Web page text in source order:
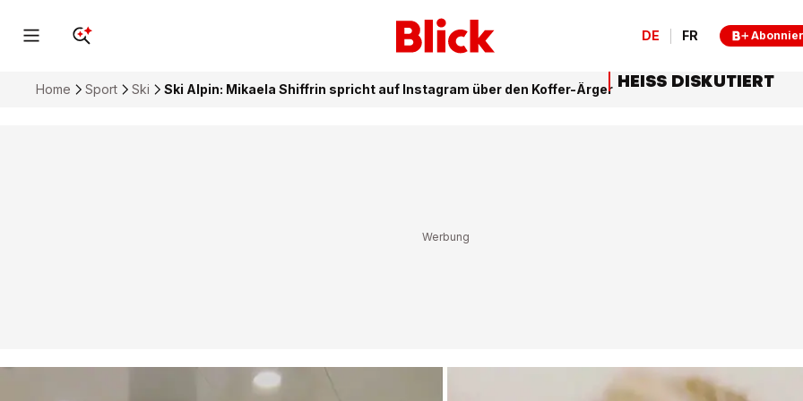
DE FR
Home Sport Ski Ski Alpin: Mikaela Shiffrin spricht auf Instagram über den Koffer-Ärger HEISS DISKUTIERT